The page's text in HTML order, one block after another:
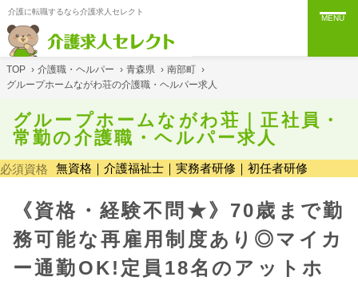
介護に転職するなら介護求人セレクト
MENU
TOP › 介護職・ヘルパー › 青森県 › 南部町 ›
グループホームながわ荘の介護職・ヘルパー求人
グループホームながわ荘｜正社員・
常勤の介護職・ヘルパー求人
必須資格 無資格｜介護福祉士｜実務者研修｜初任者研修
《資格・経験不問★》70歳まで勤
務可能な再雇用制度あり◎マイカ
ー通勤OK!定員18名のアットホ